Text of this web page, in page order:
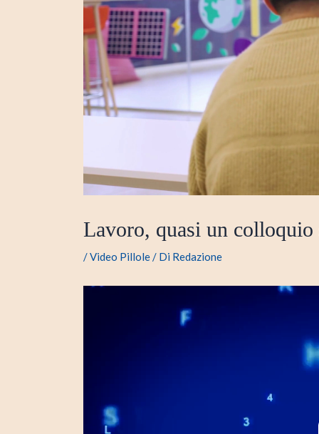
Lavoro, quasi un colloquio
/Video Pillole/ Di Redazione